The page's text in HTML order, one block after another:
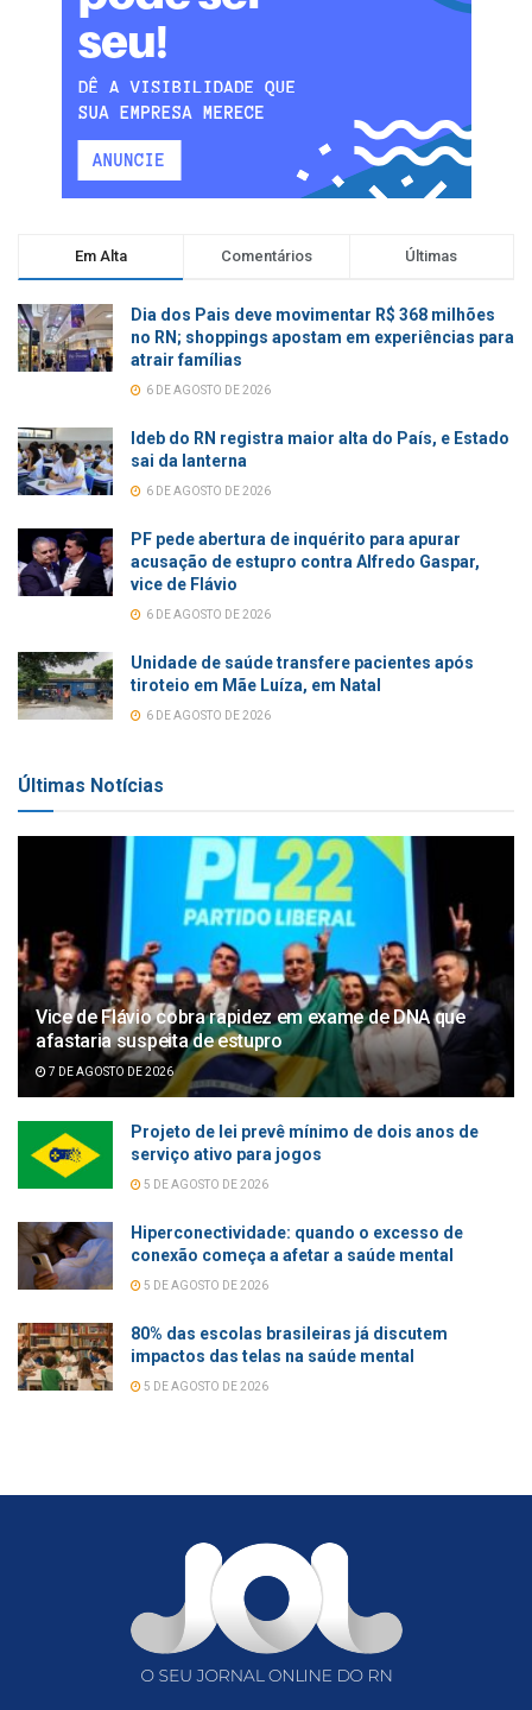
Em Alta Comentários Últimas
Dia dos Pais deve movimentar R$ 368 milhões
no RN; shoppings apostam em experiências para
atrair famílias
6 DE AGOSTO DE 2026
Ideb do RN registra maior alta do País, e Estado
sai da lanterna
6 DE AGOSTO DE 2026
PF pede abertura de inquérito para apurar
acusação de estupro contra Alfredo Gaspar,
vice de Flávio
6 DE AGOSTO DE 2026
Unidade de saúde transfere pacientes após
tiroteio em Mãe Luíza, em Natal
6 DE AGOSTO DE 2026
Últimas Notícias
Vice de Flávio cobra rapidez em exame de DNA que
afastaria suspeita de estupro
7 DE AGOSTO DE 2026
Projeto de lei prevê mínimo de dois anos de
serviço ativo para jogos
5 DE AGOSTO DE 2026
Hiperconectividade: quando o excesso de
conexão começa a afetar a saúde mental
5 DE AGOSTO DE 2026
80% das escolas brasileiras já discutem
impactos das telas na saúde mental
5 DE AGOSTO DE 2026